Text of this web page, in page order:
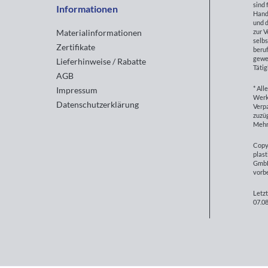
Informationen
Materialinformationen
Zertifikate
Lieferhinweise / Rabatte
AGB
Impressum
Datenschutzerklärung
sind
und
zur
*